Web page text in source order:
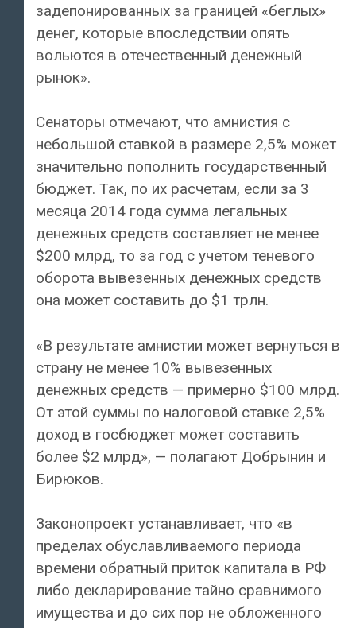
задепонированных за границей «беглых»
денег, которые впоследствии опять
вольются в отечественный денежный
рынок».
Сенаторы отмечают, что амнистия с
небольшой ставкой в размере 2,5% может
значительно пополнить государственный
бюджет. Так, по их расчетам, если за 3
месяца 2014 года сумма легальных
денежных средств составляет не менее
$200 млрд, то за год с учетом теневого
оборота вывезенных денежных средств
она может составить до $1 трлн.
«В результате амнистии может вернуться в
страну не менее 10% вывезенных
денежных средств — примерно $100 млрд.
От этой суммы по налоговой ставке 2,5%
доход в госбюджет может составить
более $2 млрд», — полагают Добрынин и
Бирюков.
Законопроект устанавливает, что «в
пределах обуславливаемого периода
времени обратный приток капитала в РФ
либо декларирование тайно сравнимого
имущества и до сих пор не обложенного